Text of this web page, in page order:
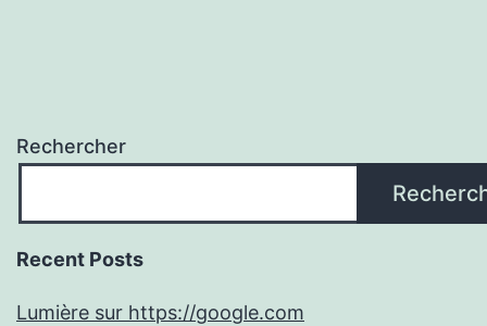
Rechercher
Recent Posts
Lumière sur https://google.com